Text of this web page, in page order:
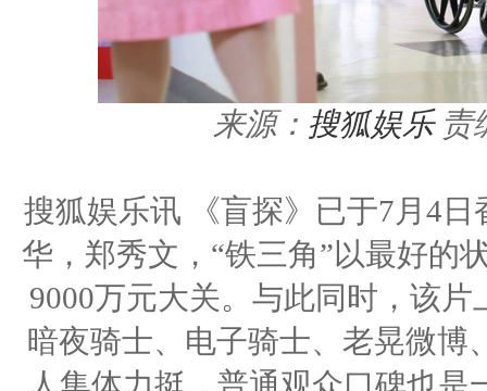
来源： 搜狐娱乐 责
搜狐娱乐讯 《盲探》已于7月4
华，郑秀文，“铁三角”以最好的
9000万元大关。与此同时，该
暗夜骑士、电子骑士、老晃微博